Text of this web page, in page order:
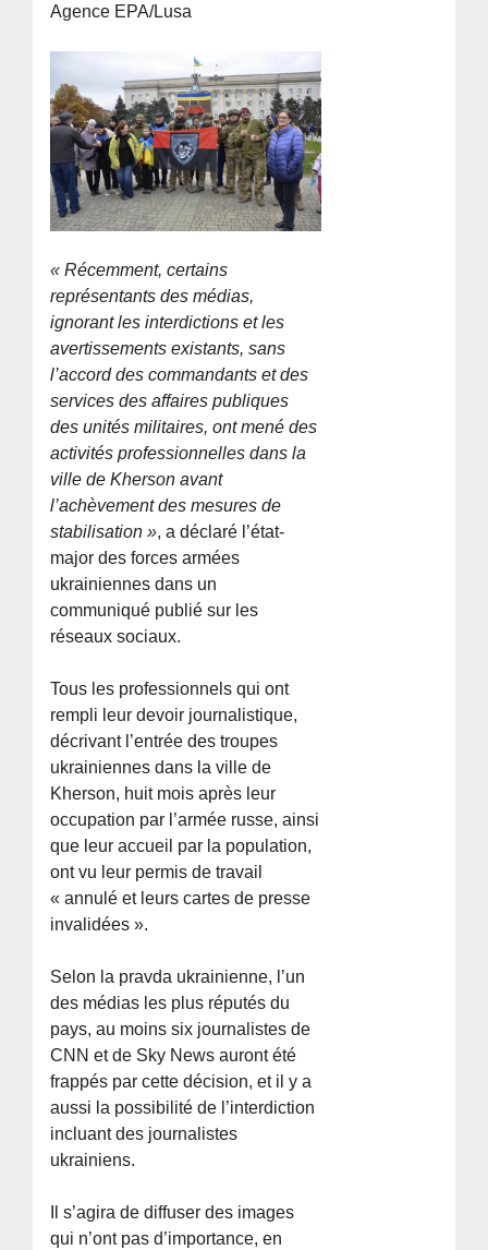
Agence EPA/Lusa
« Récemment, certains
représentants des médias,
ignorant les interdictions et les
avertissements existants, sans
l’accord des commandants et des
services des affaires publiques
des unités militaires, ont mené des
activités professionnelles dans la
ville de Kherson avant
l’achèvement des mesures de
stabilisation », a déclaré l’état-
major des forces armées
ukrainiennes dans un
communiqué publié sur les
réseaux sociaux.
Tous les professionnels qui ont
rempli leur devoir journalistique,
décrivant l’entrée des troupes
ukrainiennes dans la ville de
Kherson, huit mois après leur
occupation par l’armée russe, ainsi
que leur accueil par la population,
ont vu leur permis de travail
« annulé et leurs cartes de presse
invalidées ».
Selon la pravda ukrainienne, l’un
des médias les plus réputés du
pays, au moins six journalistes de
CNN et de Sky News auront été
frappés par cette décision, et il y a
aussi la possibilité de l’interdiction
incluant des journalistes
ukrainiens.
Il s’agira de diffuser des images
qui n’ont pas d’importance, en